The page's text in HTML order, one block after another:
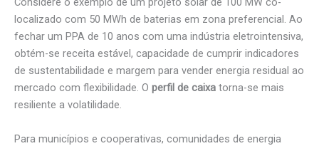
localizado com 50 MWh de baterias em zona preferencial. Ao
fechar um PPA de 10 anos com uma indústria eletrointensiva,
obtém-se receita estável, capacidade de cumprir indicadores
de sustentabilidade e margem para vender energia residual ao
mercado com flexibilidade. O perfil de caixa torna-se mais
resiliente a volatilidade.
Para municípios e cooperativas, comunidades de energia